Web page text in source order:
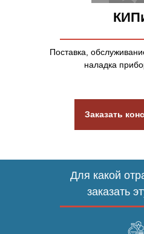
Поставка,
наладка
Заказать
Для какой
заказать